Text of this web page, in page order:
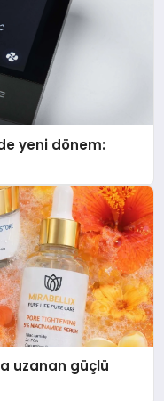
yeni dönem:
uzanan güçlü